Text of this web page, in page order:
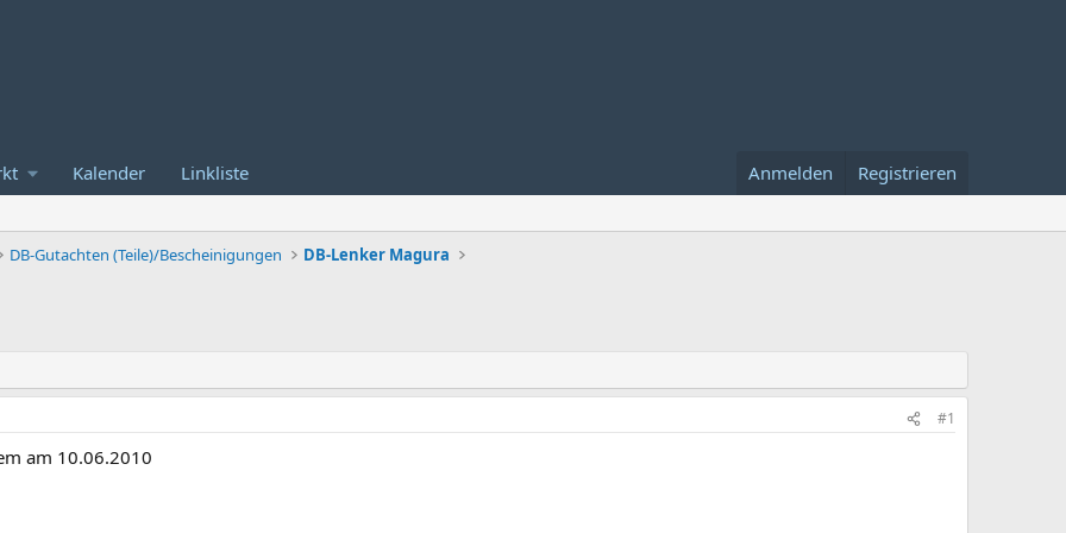
Kalender Linkliste Anmelden Registrieren
DB-Gutachten (Teile)/Bescheinigungen DB-Lenker Magura
#1
am 10.06.2010